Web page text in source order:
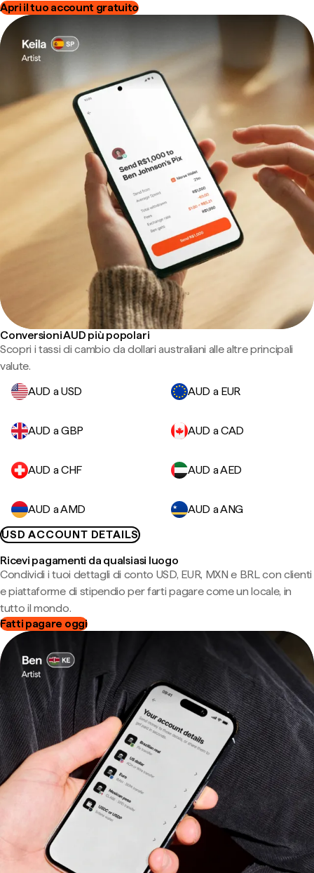
Apri il tuo account gratuito
Conversioni AUD più popolari
Scopri i tassi di cambio da dollari australiani alle altre principali
valute.
AUD a USD
AUD a EUR
AUD a GBP AUD a CAD
AUD a CHF AUD a AED
AUD a AMD
AUD a ANG
USD ACCOUNT DETAILS
Ricevi pagamenti da qualsiasi luogo
Condividi i tuoi dettagli di conto USD, EUR, MXN e BRL con clienti
e piattaforme di stipendio per farti pagare come un locale, in
tutto il mondo.
Fatti pagare oggi